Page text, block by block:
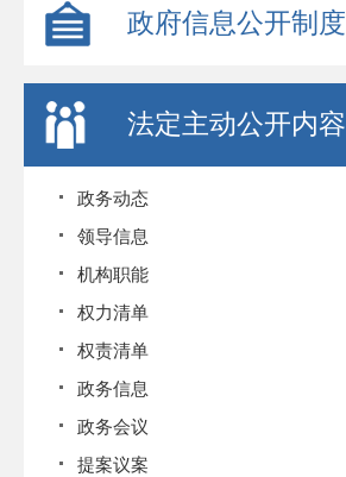
政府信息公开制度
法定主动公开内容
政务动态
领导信息
机构职能
权力清单
权责清单
政务信息
政务会议
提案议案